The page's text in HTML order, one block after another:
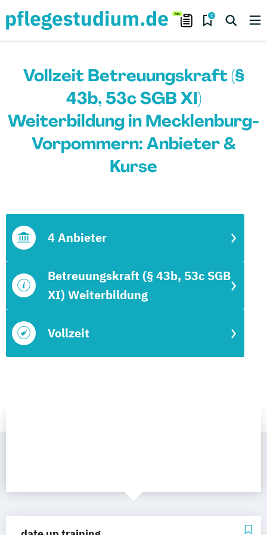
0
Vollzeit Betreuungskraft (§
43b, 53c SGB XI)
Weiterbildung in Mecklenburg-
Vorpommern: Anbieter &
Kurse
Vollzeit
Betreuungskraft (§ 43b, 53c SGB
XI) Weiterbildung
4 Anbieter